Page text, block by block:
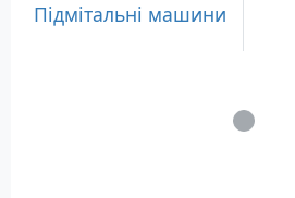
Підмітальні машини
Загрузка...